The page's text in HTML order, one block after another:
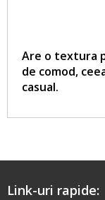
Are o textura
de comod,
casual.
Link-uri rapide: